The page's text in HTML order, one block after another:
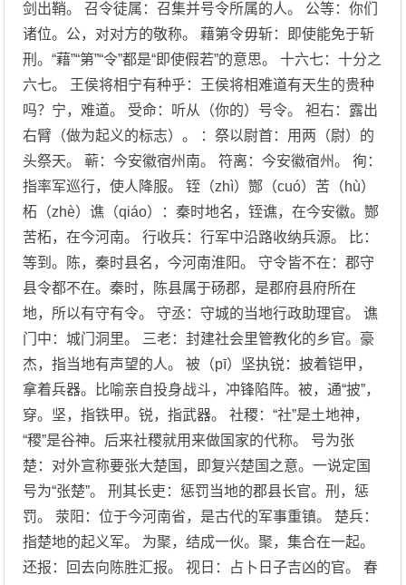
剑出鞘。 召令徒属：召集并号令所属的人。 公等：你们
诸位。公，对对方的敬称。 藉第令毋斩：即使能免于斩
刑。“藉”“第”“令”都是“即使假若”的意思。 十六七：十分之
六七。 王侯将相宁有种乎：王侯将相难道有天生的贵种
吗？宁，难道。 受命：听从（你的）号令。 袒右：露出
右臂（做为起义的标志）。 ：祭以尉首：用两（尉）的
头祭天。 蕲：今安徽宿州南。 符离：今安徽宿州。 徇：
指率军巡行，使人降服。 铚（zhì）酂（cuó）苦（hù）
柘（zhè）谯（qiáo）：秦时地名，铚谯，在今安徽。酂
苦柘，在今河南。 行收兵：行军中沿路收纳兵源。 比：
等到。陈，秦时县名，今河南淮阳。 守令皆不在：郡守
县令都不在。秦时，陈县属于砀郡，是郡府县府所在
地，所以有守有令。 守丞：守城的当地行政助理官。 谯
门中：城门洞里。 三老：封建社会里管教化的乡官。豪
杰，指当地有声望的人。 被（pī）坚执锐：披着铠甲，
拿着兵器。比喻亲自投身战斗，冲锋陷阵。被，通“披”，
穿。坚，指铁甲。锐，指武器。 社稷：“社”是土地神，
“稷”是谷神。后来社稷就用来做国家的代称。 号为张
楚：对外宣称要张大楚国，即复兴楚国之意。一说定国
号为“张楚”。 刑其长吏：惩罚当地的郡县长官。刑，惩
罚。 荥阳：位于今河南省，是古代的军事重镇。 楚兵：
指楚地的起义军。 为聚，结成一伙。聚，集合在一起。
还报：回去向陈胜汇报。 视日：占卜日子吉凶的官。 春